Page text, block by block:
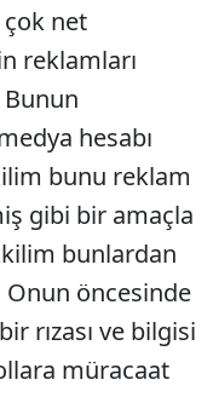
net
reklamları
Bunun
hesabı
bunu reklam
gibi bir amaçla
bunlardan
öncesinde
rızası ve bilgisi
müracaat